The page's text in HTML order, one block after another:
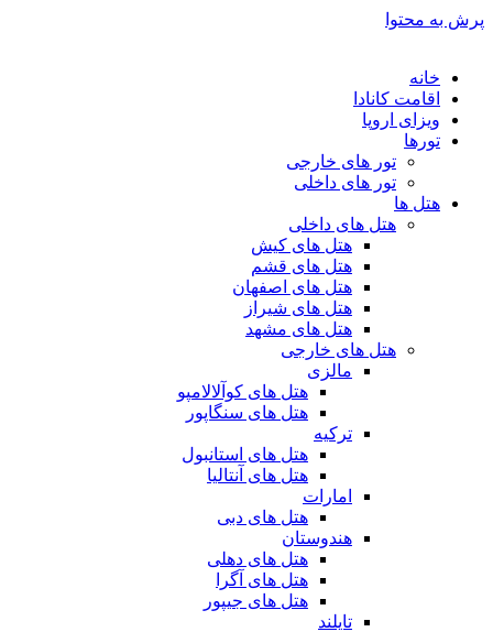
پرش به محتوا
خانه
اقامت کانادا
ویزای اروپا
تورها
تور های خارجی
تور های داخلی
هتل ها
هتل های داخلی
هتل های کیش
هتل های قشم
هتل های اصفهان
هتل های شیراز
هتل های مشهد
هتل های خارجی
مالزی
هتل های کوآلالامپو
هتل های سنگاپور
ترکیه
هتل های استانبول
هتل های آنتالیا
امارات
هتل های دبی
هندوستان
هتل های دهلی
هتل های آگرا
هتل های جیپور
تایلند